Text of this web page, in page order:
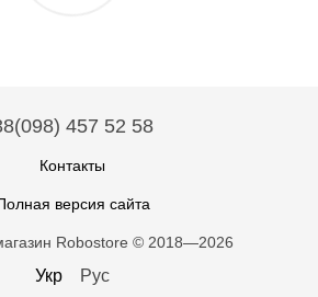
457 52 58
Контакты
версия сайта
Robostore © 2018—2026
Укр Рус